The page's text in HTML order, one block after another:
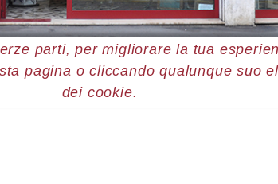
parti, per migliorare la tua
pagina o cliccando qualunque suo
dei cookie.